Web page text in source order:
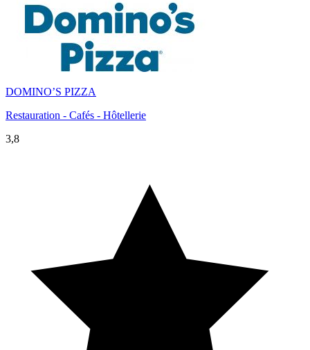
DOMINO’S PIZZA
Restauration - Cafés - Hôtellerie
3,8